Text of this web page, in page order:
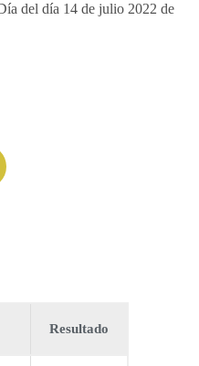
del día 14 de julio 2022 de
Resultado